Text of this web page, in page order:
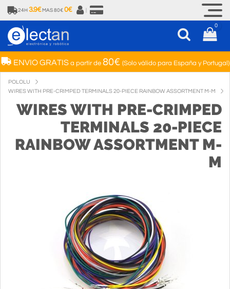
24H 3.9€ MAS 80€ 0€
0
ENVIO GRATISa partir de 80€ (Solo válido para España y Portugal)
POLOLU
WIRES WITH PRE-CRIMPED TERMINALS 20-PIECE RAINBOW ASSORTMENT M-M
WIRES WITH PRE-CRIMPED
TERMINALS 20-PIECE
RAINBOW ASSORTMENT M-
M